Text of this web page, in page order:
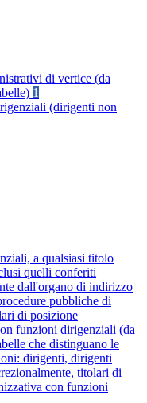
di vertice (da
1
(dirigenti non
a qualsiasi titolo
quelli conferiti
dall'organo di indirizzo
pubbliche di
di posizione
funzioni dirigenziali (da
che distinguano le
dirigenti, dirigenti
titolari di
con funzioni